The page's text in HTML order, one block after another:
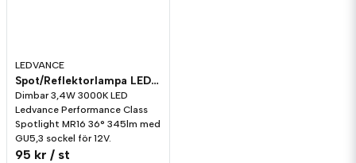
LEDVANCE
Spot/Reflektorlampa LED Ledvance 345lm GU5.3 3000K Dim
Dimbar 3,4W 3000K LED
Ledvance Performance Class
Spotlight MR16 36° 345lm med
GU5,3 sockel för 12V.
95 kr / st